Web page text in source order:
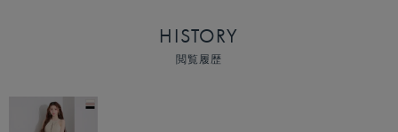
HISTORY
閲覧履歴